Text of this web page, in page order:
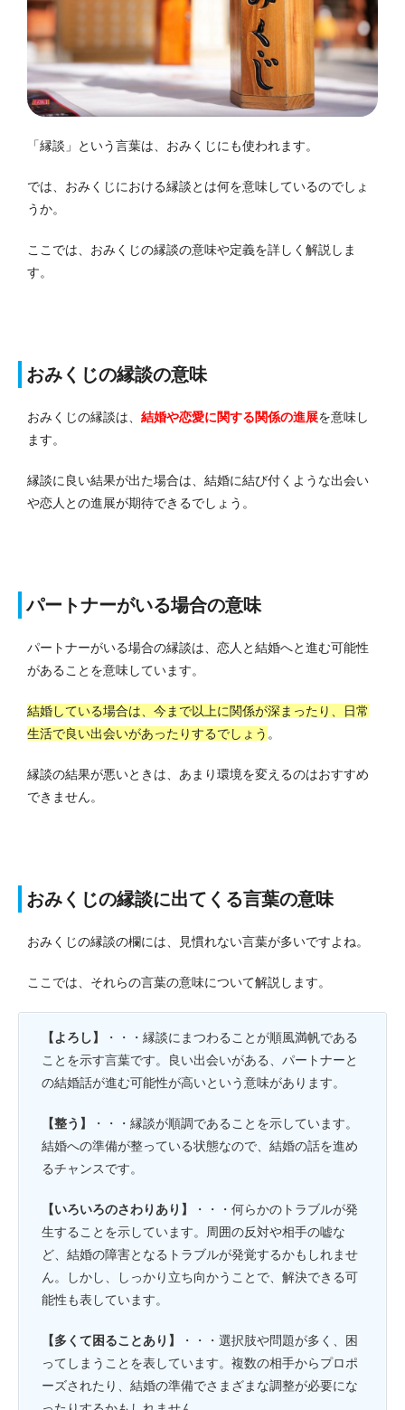
「縁談」という言葉は、おみくじにも使われます。
では、おみくじにおける縁談とは何を意味しているのでしょ
うか。
ここでは、おみくじの縁談の意味や定義を詳しく解説しま
す。
おみくじの縁談の意味
おみくじの縁談は、 結婚や恋愛に関する関係の進展を意味し
ます。
縁談に良い結果が出た場合は、結婚に結び付くような出会い
や恋人との進展が期待できるでしょう。
パートナーがいる場合の意味
パートナーがいる場合の縁談は、恋人と結婚へと進む可能性
があることを意味しています。
結婚している場合は、今まで以上に関係が深まったり、日常
生活で良い出会いがあったりするでしょう 。
縁談の結果が悪いときは、あまり環境を変えるのはおすすめ
できません。
おみくじの縁談に出てくる言葉の意味
おみくじの縁談の欄には、見慣れない言葉が多いですよね。
ここでは、それらの言葉の意味について解説します。
【よろし】
・・・縁談にまつわることが順風満帆である
ことを示す言葉です。良い出会いがある、パートナーと
の結婚話が進む可能性が高いという意味があります。
【整う】
・・・縁談が順調であることを示しています。
結婚への準備が整っている状態なので、結婚の話を進め
るチャンスです。
【いろいろのさわりあり】
・・・何らかのトラブルが発
生することを示しています。周囲の反対や相手の嘘な
ど、結婚の障害となるトラブルが発覚するかもしれませ
ん。しかし、しっかり立ち向かうことで、解決できる可
能性も表しています。
【多くて困ることあり】
・・・選択肢や問題が多く、困
ってしまうことを表しています。複数の相手からプロポ
ーズされたり、結婚の準備でさまざまな調整が必要にな